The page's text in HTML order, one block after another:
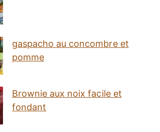
gaspacho au concombre et
pomme
Brownie aux noix facile et
fondant